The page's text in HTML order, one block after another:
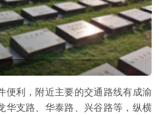
便利，附近主要的交通路线有成渝
华支路、华泰路、兴谷路等，纵横